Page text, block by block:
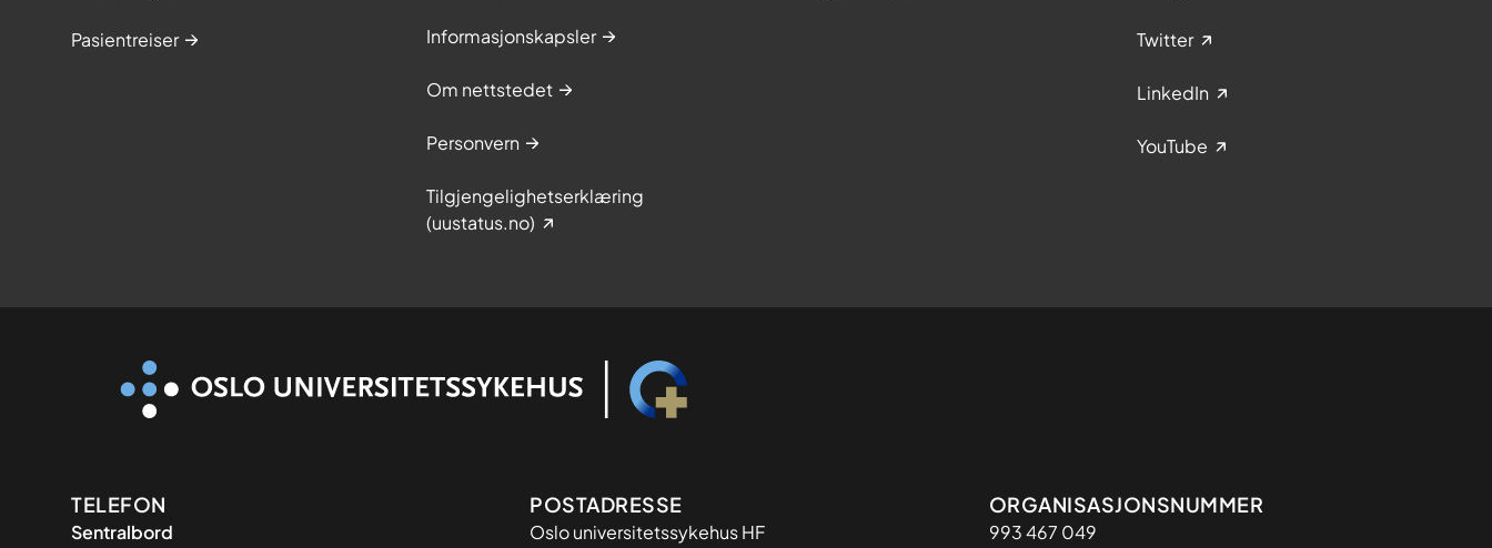
Pasientreiser Informasjonskapsler
Om nettstedet
Personvern
Tilgjengelighetserklæring
(uustatus.no)
Twitter
LinkedIn
YouTube
Kontaktinformasjon
TELEFON
Sentralbord
Adresse
POSTADRESSE
Oslo universitetssykehus HF
Organisasjon
ORGANISASJONSNUMMER
993 467 049